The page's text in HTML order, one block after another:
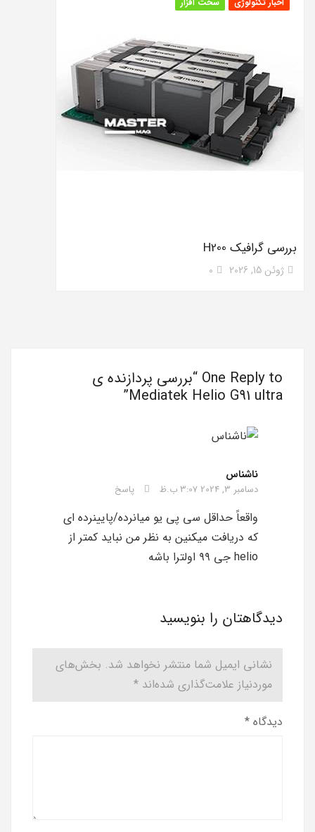
اخبار تکنولوژی سخت افزار
بررسی گرافیک H200
ژوئن 15, 2026 0
One Reply to “بررسی پردازنده ی
Mediatek Helio G91 ultra”
ناشناس
دسامبر 3, 2024 3:07 ب.ظ پاسخ
واقعاً حداقل سی پی یو میانرده/پایینرده ای
که دریافت میکنین به نظر من نباید کمتر از
helio جی ۹۹ اولترا باشه
دیدگاهتان را بنویسید
نشانی ایمیل شما منتشر نخواهد شد. بخش‌های
موردنیاز علامت‌گذاری شده‌اند *
دیدگاه *